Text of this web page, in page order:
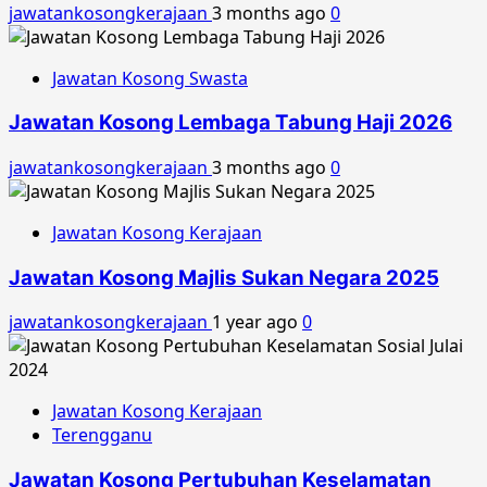
jawatankosongkerajaan 3 months ago 0
Jawatan Kosong Swasta
Jawatan Kosong Lembaga Tabung Haji 2026
jawatankosongkerajaan 3 months ago 0
Jawatan Kosong Kerajaan
Jawatan Kosong Majlis Sukan Negara 2025
jawatankosongkerajaan 1 year ago 0
Jawatan Kosong Kerajaan
Terengganu
Jawatan Kosong Pertubuhan Keselamatan